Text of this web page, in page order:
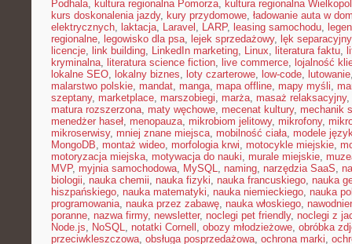
Podhala, kultura regionalna Pomorza, kultura regionalna
kurs doskonalenia jazdy, kury przydomowe, ładowanie auta w
elektrycznych, laktacja, Laravel , LARP, leasing samochodu,
regionalne, legowisko dla psa, lejek sprzedażowy, lęk
licencje, link building, LinkedIn marketing, Linux, literatura faktu,
kryminalna, literatura science fiction, live commerce, lojalność
lokalne SEO, lokalny biznes, loty czarterowe, low-code, lutowanie
malarstwo polskie, mandat, manga, mapa offline, mapy myśli,
szeptany, marketplace, marszobiegi, marża, masaż relaksacyjny,
matura rozszerzona, maty węchowe, mecenat kultury, mechanik
menedżer haseł, menopauza, mikrobiom jelitowy, mikrofony,
mikroserwisy, mniej znane miejsca, mobilność ciała, modele
MongoDB, montaż wideo, morfologia krwi, motocykle miejskie,
motoryzacja miejska, motywacja do nauki, murale miejskie,
MVP, myjnia samochodowa, MySQL, naming, narzędzia SaaS,
biologii, nauka chemii, nauka fizyki, nauka francuskiego, nauka
hiszpańskiego, nauka matematyki, nauka niemieckiego, nauka
programowania, nauka przez zabawę, nauka włoskiego,
poranne, nazwa firmy, newsletter, noclegi pet friendly, noclegi z
Node.js, NoSQL, notatki Cornell , obozy młodzieżowe, obróbka
przeciwkleszczowa, obsługa posprzedażowa, ochrona marki,